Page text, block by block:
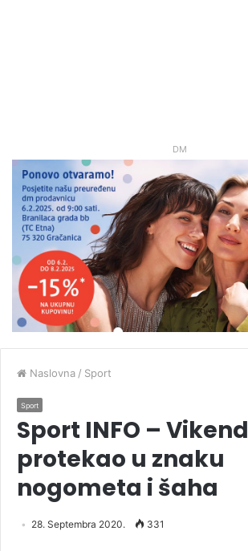
DM
Naslovna / Sport
Sport
Sport INFO – Vikend
protekao u znaku
nogometa i šaha
28. Septembra 2020. 331